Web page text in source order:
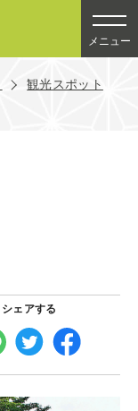
メニュー
観光スポット
シェアする